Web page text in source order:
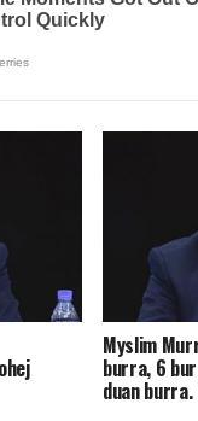
Myslim
burra, 6
duan